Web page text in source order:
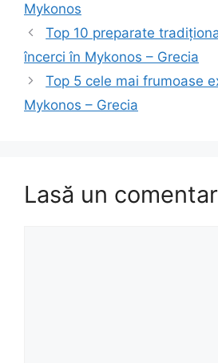
Mykonos
Top 10 preparate
încerci în Mykonos – Grecia
Top 5 cele mai frumoase
Mykonos – Grecia
Lasă un